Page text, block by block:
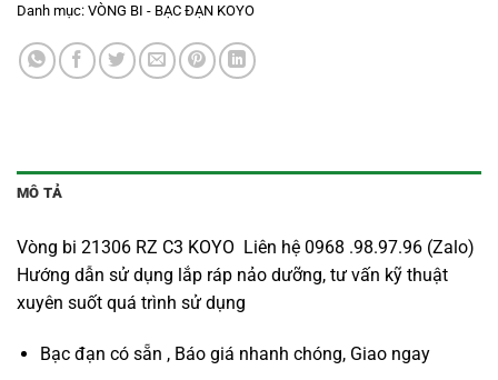
Danh mục: VÒNG BI - BẠC ĐẠN KOYO
MÔ TẢ
Vòng bi 21306 RZ C3 KOYO Liên hệ 0968 .98.97.96 (Zalo)
Hướng dẫn sử dụng lắp ráp nảo dưỡng, tư vấn kỹ thuật
xuyên suốt quá trình sử dụng
Bạc đạn có sẵn , Báo giá nhanh chóng, Giao ngay